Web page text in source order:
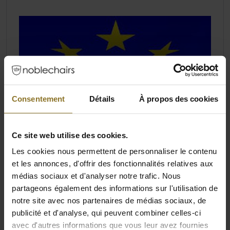
Consentement Détails À propos des cookies
Ce site web utilise des cookies.
Les cookies nous permettent de personnaliser le contenu
et les annonces, d'offrir des fonctionnalités relatives aux
médias sociaux et d'analyser notre trafic. Nous
partageons également des informations sur l'utilisation de
notre site avec nos partenaires de médias sociaux, de
publicité et d'analyse, qui peuvent combiner celles-ci
avec d'autres informations que vous leur avez fournies